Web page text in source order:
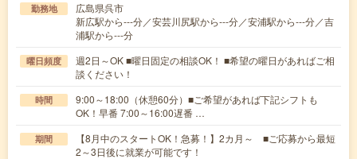
勤務地
広島県呉市
新広駅から---分／安芸川尻駅から---分／安浦駅から---分／吉
浦駅から---分
曜日頻度
週2日～OK ■曜日固定の相談OK！ ■希望の曜日があればご相
談ください！
時間
9:00～18:00（休憩60分）■ご希望があれば下記シフトも
OK！早番 7:00～16:00遅番 …
期間
【8月中のスタートOK！急募！】2カ月～ ■ご応募から最短
2～3日後に就業が可能です！